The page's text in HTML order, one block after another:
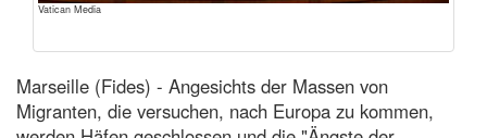
Vatican Media
Marseille (Fides) - Angesichts der Massen von
Migranten, die versuchen, nach Europa zu kommen,